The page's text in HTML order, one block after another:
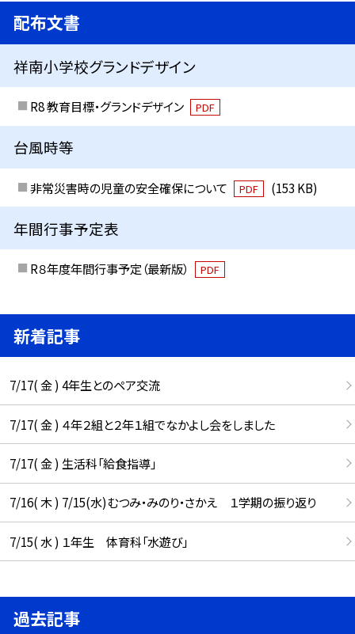
配布文書
祥南小学校グランドデザイン
R8 教育目標・グランドデザイン PDF
台風時等
非常災害時の児童の安全確保について PDF (153 KB)
年間行事予定表
R８年度年間行事予定（最新版） PDF
新着記事
7/17( 金 ) 4年生とのペア交流
7/17( 金 ) ４年２組と２年１組でなかよし会をしました
7/17( 金 ) 生活科「給食指導」
7/16( 木 ) 7/15(水)むつみ・みのり・さかえ １学期の振り返り
7/15( 水 ) １年生 体育科「水遊び」
過去記事